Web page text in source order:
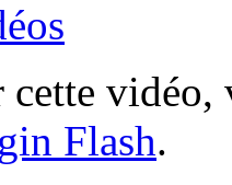
vidéo,
Flash.